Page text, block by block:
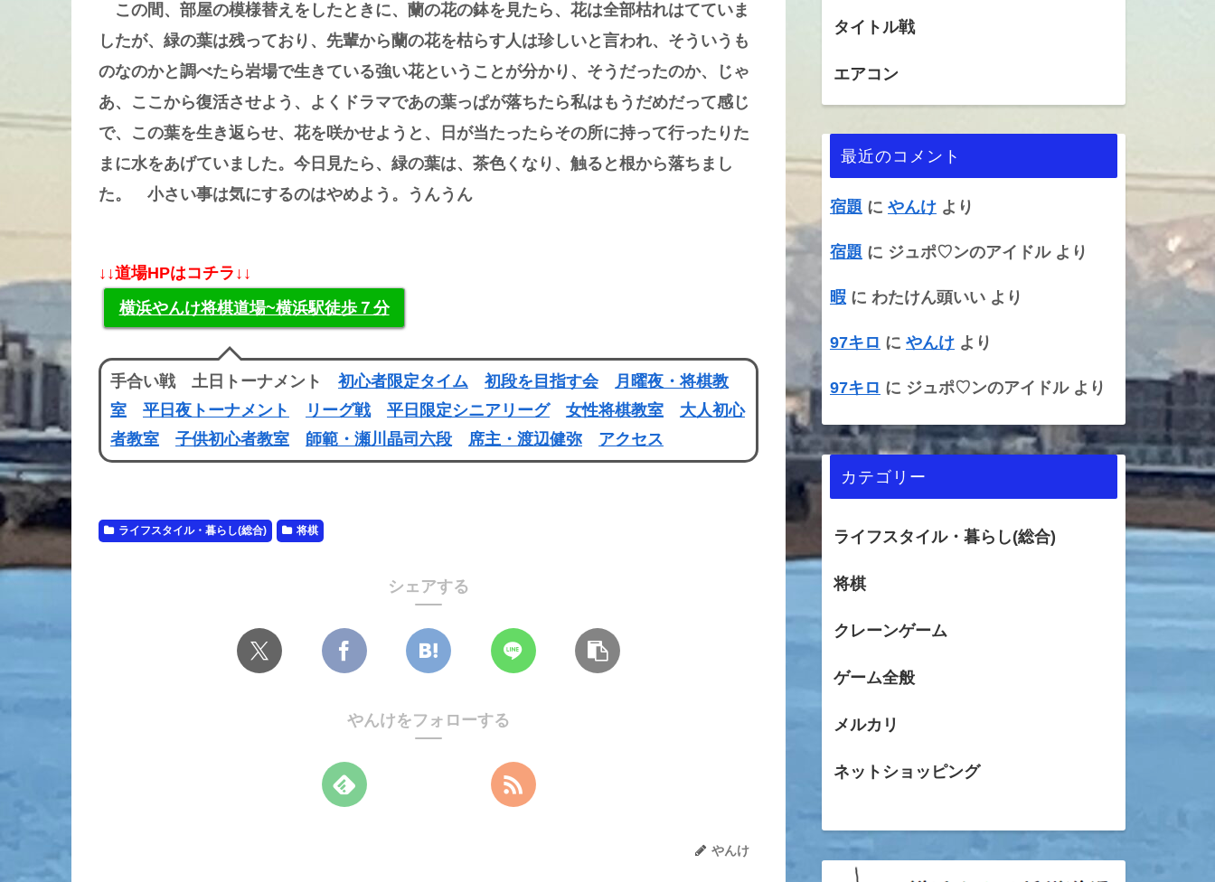
この間、部屋の模様替えをしたときに、蘭の花の鉢を見たら、花は全部枯れはてていま
したが、緑の葉は残っており、先輩から蘭の花を枯らす人は珍しいと言われ、そういうも
のなのかと調べたら岩場で生きている強い花ということが分かり、そうだったのか、じゃ
あ、ここから復活させよう、よくドラマであの葉っぱが落ちたら私はもうだめだって感じ
で、この葉を生き返らせ、花を咲かせようと、日が当たったらその所に持って行ったりた
まに水をあげていました。今日見たら、緑の葉は、茶色くなり、触ると根から落ちまし
た。 小さい事は気にするのはやめよう。うんうん
↓↓道場HPはコチラ↓↓
横浜やんけ将棋道場~横浜駅徒歩７分
手合い戦 土日トーナメント 初心者限定タイム 初段を目指す会
月曜夜・将棋教
室
平日夜トーナメント リーグ戦 平日限定シニアリーグ 女性将棋教室
大人初心
者教室
子供初心者教室 師範・瀬川晶司六段 席主・渡辺健弥 アクセス
ライフスタイル・暮らし(総合) 将棋
シェアする
やんけをフォローする
やんけ
タイトル戦
エアコン
最近のコメント
宿題 に やんけ より
宿題 に ジュポ♡ンのアイドルより
暇 に わたけん頭いい より
97キロ に やんけ より
97キロ に ジュポ♡ンのアイドルより
カテゴリー
ライフスタイル・暮らし(総合)
将棋
クレーンゲーム
ゲーム全般
メルカリ
ネットショッピング